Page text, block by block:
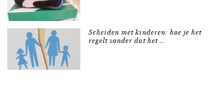
Scheiden met kinderen: hoe je het
regelt zonder dat het …